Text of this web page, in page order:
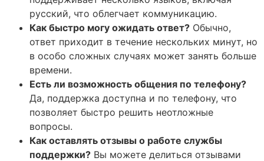
русский, что облегчает коммуникацию.
Как быстро могу ожидать ответ? Обычно,
ответ приходит в течение нескольких минут, но
в особо сложных случаях может занять больше
времени.
Есть ли возможность общения по телефону?
Да, поддержка доступна и по телефону, что
позволяет быстро решить неотложные
вопросы.
Как оставлять отзывы о работе службы
поддержки? Вы можете делиться отзывами